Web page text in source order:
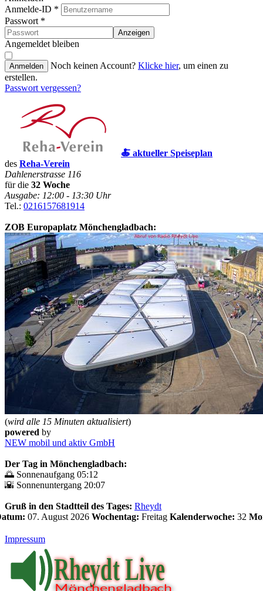
Anmelde-ID *
Passwort *
Anzeigen
Angemeldet bleiben
Anmelden Noch keinen Account? Klicke hier, um einen zu
erstellen.
Passwort vergessen?
🍝 aktueller Speiseplan
des Reha-Verein
Dahlenerstrasse 116
für die 32 Woche
Ausgabe: 12:00 - 13:30 Uhr
Tel.: 0216157681914
ZOB Europaplatz Mönchengladbach:
(wird alle 15 Minuten aktualisiert)
powered by
NEW mobil und aktiv GmbH
Der Tag in Mönchengladbach:
🌅 Sonnenaufgang 05:12
🌇 Sonnenuntergang 20:07
Gruß in den Stadtteil des Tages: Rheydt
07. August 2026 Wochentag: Freitag Kalenderwoche: 32
Impressum